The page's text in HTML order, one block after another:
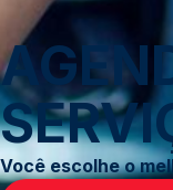
Você escolhe o